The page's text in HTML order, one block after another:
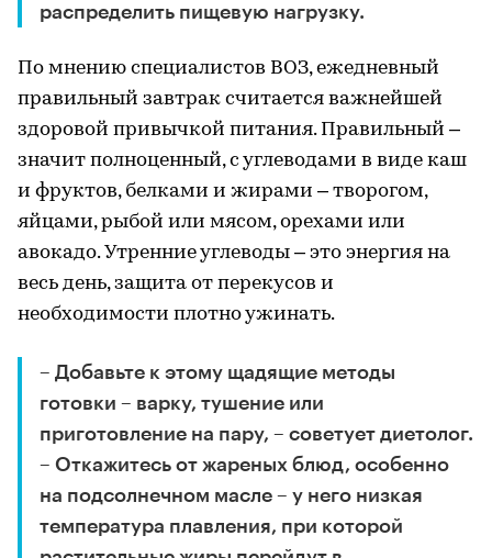
распределить пищевую нагрузку.
По мнению специалистов ВОЗ, ежедневный
правильный завтрак считается важнейшей
здоровой привычкой питания. Правильный –
значит полноценный, с углеводами в виде каш
и фруктов, белками и жирами – творогом,
яйцами, рыбой или мясом, орехами или
авокадо. Утренние углеводы – это энергия на
весь день, защита от перекусов и
необходимости плотно ужинать.
– Добавьте к этому щадящие методы
готовки – варку, тушение или
приготовление на пару, – советует диетолог.
– Откажитесь от жареных блюд, особенно
на подсолнечном масле – у него низкая
температура плавления, при которой